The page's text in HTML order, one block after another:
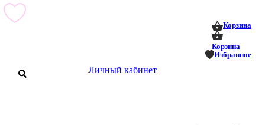
Корзина
Корзина
Избранное
Личный кабинет